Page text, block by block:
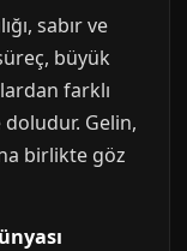
sabır ve
büyük
farklı
Gelin,
birlikte göz